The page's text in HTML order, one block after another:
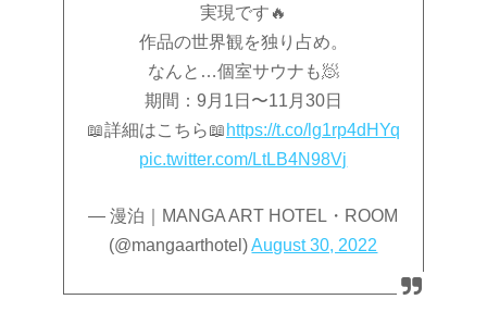
実現です🔥
作品の世界観を独り占め。
なんと…個室サウナも🧖
期間：9月1日〜11月30日
📖詳細はこちら📖 https://t.co/lg1rp4dHYq
pic.twitter.com/LtLB4N98Vj
— 漫泊｜MANGA ART HOTEL・ROOM
(@mangaarthotel)August 30, 2022